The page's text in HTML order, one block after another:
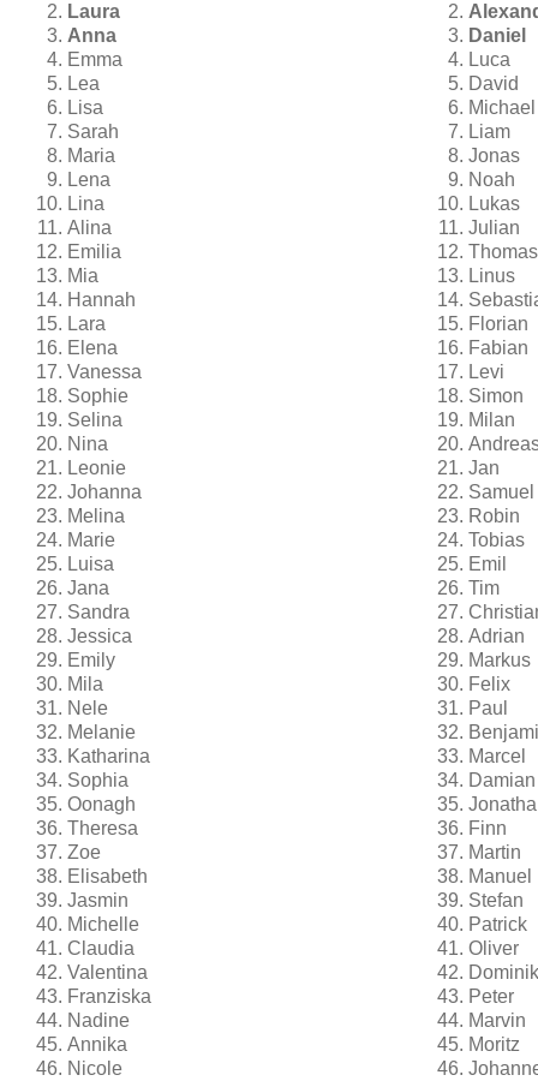
Laura
Anna
Emma
Lea
Lisa
Sarah
Maria
Lena
Lina
Alina
Emilia
Mia
Hannah
Lara
Elena
Vanessa
Sophie
Selina
Nina
Leonie
Johanna
Melina
Marie
Luisa
Jana
Sandra
Jessica
Emily
Mila
Nele
Melanie
Katharina
Sophia
Oonagh
Theresa
Zoe
Elisabeth
Jasmin
Michelle
Claudia
Valentina
Franziska
Nadine
Annika
Nicole
Daniel
Luca
David
Michael
Liam
Jonas
Noah
Lukas
Julian
Thomas
Linus
Florian
Fabian
Levi
Simon
Milan
Jan
Samuel
Robin
Tobias
Emil
Tim
Adrian
Markus
Felix
Paul
Marcel
Damian
Finn
Martin
Manuel
Stefan
Patrick
Oliver
Dominik
Peter
Marvin
Moritz